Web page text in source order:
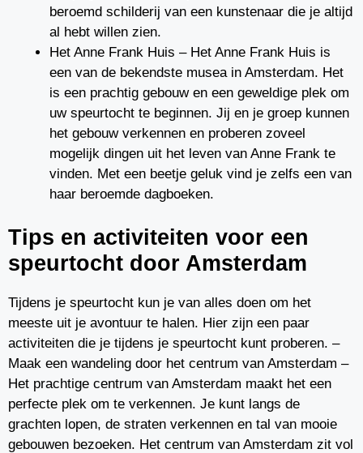
beroemd schilderij van een kunstenaar die je altijd
al hebt willen zien.
Het Anne Frank Huis – Het Anne Frank Huis is
een van de bekendste musea in Amsterdam. Het
is een prachtig gebouw en een geweldige plek om
uw speurtocht te beginnen. Jij en je groep kunnen
het gebouw verkennen en proberen zoveel
mogelijk dingen uit het leven van Anne Frank te
vinden. Met een beetje geluk vind je zelfs een van
haar beroemde dagboeken.
Tips en activiteiten voor een
speurtocht door Amsterdam
Tijdens je speurtocht kun je van alles doen om het
meeste uit je avontuur te halen. Hier zijn een paar
activiteiten die je tijdens je speurtocht kunt proberen. –
Maak een wandeling door het centrum van Amsterdam –
Het prachtige centrum van Amsterdam maakt het een
perfecte plek om te verkennen. Je kunt langs de
grachten lopen, de straten verkennen en tal van mooie
gebouwen bezoeken. Het centrum van Amsterdam zit vol